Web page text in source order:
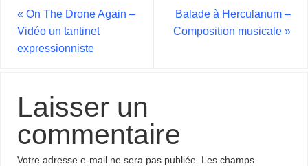
« On The Drone Again –
Vidéo un tantinet
expressionniste
Balade à Herculanum –
Composition musicale »
Laisser un
commentaire
Votre adresse e-mail ne sera pas publiée. Les champs